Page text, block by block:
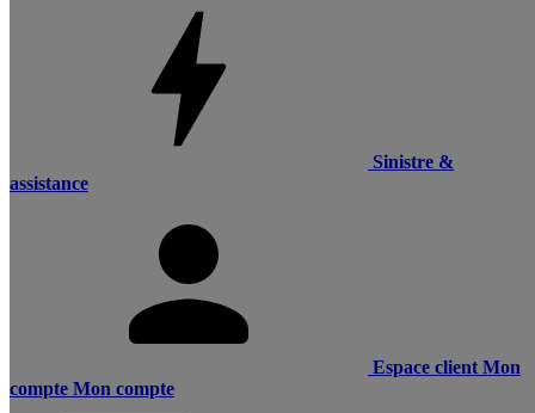
Sinistre &
assistance
Espace client Mon
compte Mon compte